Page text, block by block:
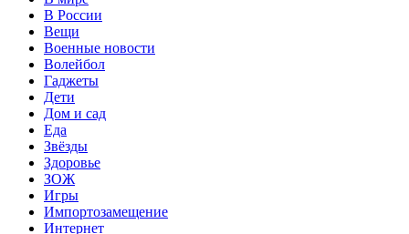
В России
Вещи
Военные новости
Волейбол
Гаджеты
Дети
Дом и сад
Еда
Звёзды
Здоровье
ЗОЖ
Игры
Импортозамещение
Интернет